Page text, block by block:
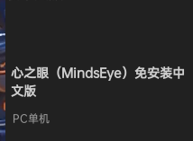
心之眼（MindsEye）免安装中
文版
PC单机